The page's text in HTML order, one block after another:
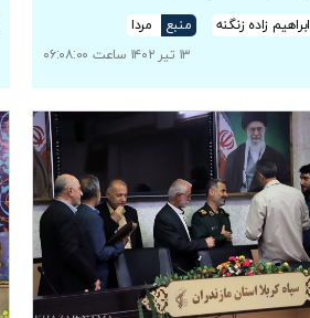
ابراهیم زاده زنگنه منبع
مردا
۱۳ تیر ۱۴۰۲ ساعت ۰۶:۰۸:۰۰